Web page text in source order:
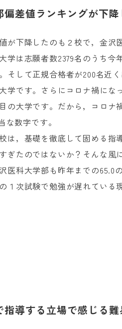
偏差値ランキングが下
が下降したのも２校で，金沢
学は志願者数2379名のうち今
そして正規合格者が200名近
学です。さらにコロナ禍に
の大学です。だから，コロ
な数字です。
は，基礎を徹底して固める指
ぎたのではないか？そんな風
医科大学部も昨年までの65.0
１次試験で勉強が遅れている
指導する立場で感じる難